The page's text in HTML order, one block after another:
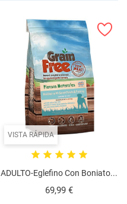
VISTA RÁPIDA
ADULTO-Eglefino Con Boniato...
69,99 €Precio